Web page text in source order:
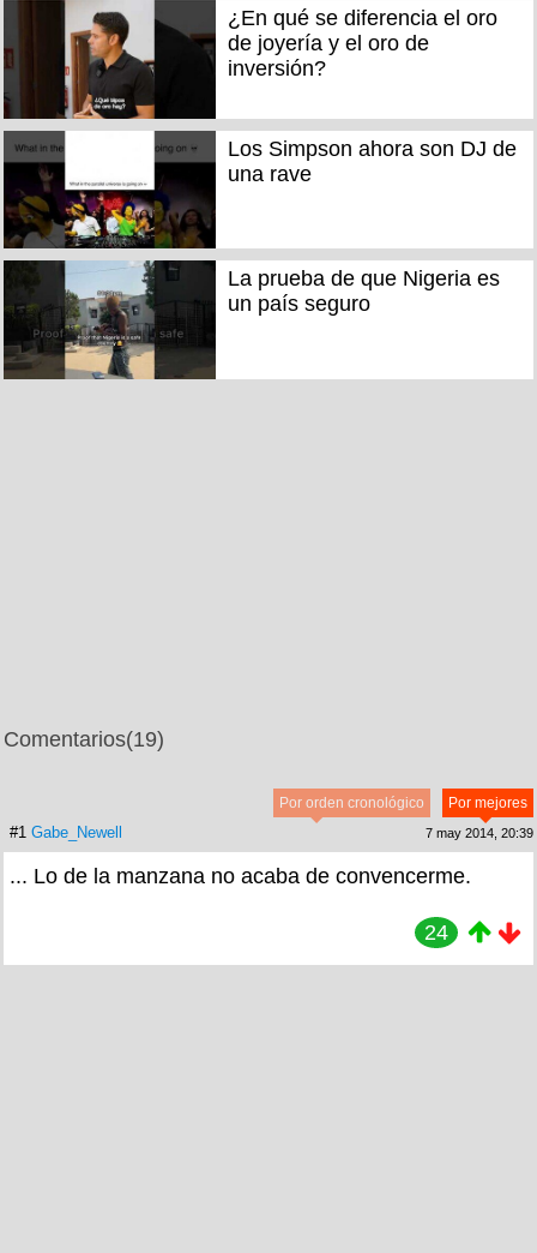
¿En qué se diferencia el oro
de joyería y el oro de
inversión?
Los Simpson ahora son DJ de
una rave
La prueba de que Nigeria es
un país seguro
Comentarios(19)
Por mejores
Por orden cronológico
#1 Gabe_Newell 7 may 2014, 20:39
... Lo de la manzana no acaba de convencerme.
24